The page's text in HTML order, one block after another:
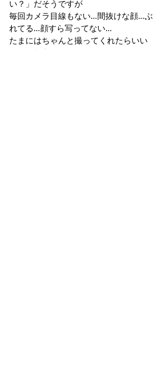
い？」だそうですが
毎回カメラ目線もない…間抜けな顔…ぶ
れてる…顔すら写ってない…
たまにはちゃんと撮ってくれたらいい
のにと切実に思っています。